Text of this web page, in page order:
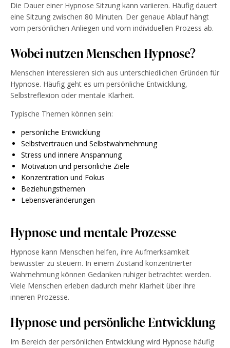
Die Dauer einer Hypnose Sitzung kann variieren. Häufig dauert
eine Sitzung zwischen 80 Minuten. Der genaue Ablauf hängt
vom persönlichen Anliegen und vom individuellen Prozess ab.
Wobei nutzen Menschen Hypnose?
Menschen interessieren sich aus unterschiedlichen Gründen für
Hypnose. Häufig geht es um persönliche Entwicklung,
Selbstreflexion oder mentale Klarheit.
Typische Themen können sein:
persönliche Entwicklung
Selbstvertrauen und Selbstwahrnehmung
Stress und innere Anspannung
Motivation und persönliche Ziele
Konzentration und Fokus
Beziehungsthemen
Lebensveränderungen
Hypnose und mentale Prozesse
Hypnose kann Menschen helfen, ihre Aufmerksamkeit
bewusster zu steuern. In einem Zustand konzentrierter
Wahrnehmung können Gedanken ruhiger betrachtet werden.
Viele Menschen erleben dadurch mehr Klarheit über ihre
inneren Prozesse.
Hypnose und persönliche Entwicklung
Im Bereich der persönlichen Entwicklung wird Hypnose häufig